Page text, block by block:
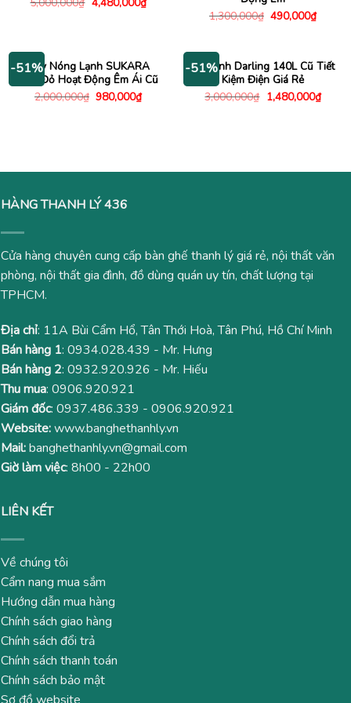
gốc hiện
1,300,000₫ Giá
490,000₫Giá
hiện
-51%Máy Nóng Lạnh SUKARA
Màu Đỏ Hoạt Động Êm Ái Cũ
2,000,000₫ Giá
980,000₫Giá
hiện
-51%
Tủ Lạnh Darling 140L Cũ Tiết
Kiệm Điện Giá Rẻ
3,000,000₫ Giá
gốc
1,480,000₫Giá
hiện
HÀNG THANH LÝ 436
Cửa hàng chuyên cung cấp bàn ghế thanh lý giá rẻ, nội thất văn
phòng, nội thất gia đình, đồ dùng quán uy tín, chất lượng tại
TPHCM.
Địa chỉ: 11A Bùi Cẩm Hổ, Tân Thới Hoà, Tân Phú, Hồ Chí Minh
Bán hàng 1: 0934.028.439 - Mr. Hưng
Bán hàng 2: 0932.920.926 - Mr. Hiếu
Thu mua: 0906.920.921
Giám đốc: 0937.486.339 - 0906.920.921
Website:www.banghethanhly.vn
Mail:banghethanhly.vn@gmail.com
Giờ làm việc: 8h00 - 22h00
LIÊN KẾT
Về chúng tôi
Cẩm nang mua sắm
Hướng dẫn mua hàng
Chính sách giao hàng
Chính sách đổi trả
Chính sách thanh toán
Chính sách bảo mật